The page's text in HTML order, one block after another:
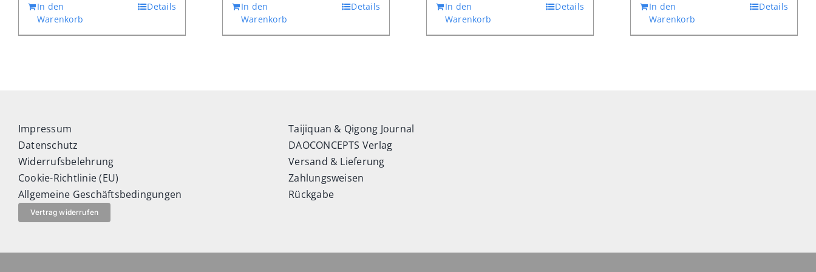
In den
Warenkorb
Details
In den
Warenkorb
Details
In den
Warenkorb
Details
In den
Warenkorb
Details
Impressum
Datenschutz
Widerrufsbelehrung
Cookie-Richtlinie (EU)
Allgemeine Geschäftsbedingungen
Vertrag widerrufen
Taijiquan & Qigong Journal
DAOCONCEPTS Verlag
Versand & Lieferung
Zahlungsweisen
Rückgabe